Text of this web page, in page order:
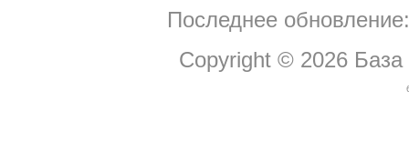
Последнее
Copyright © 2026 База